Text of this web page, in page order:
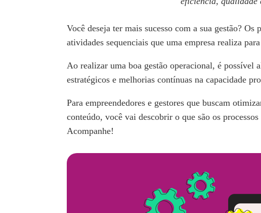
Você deseja ter mais sucesso com a sua gestão?
atividades sequenciais que uma empresa realiza
Ao realizar uma boa gestão operacional, é possível
estratégicos e melhorias contínuas na capacidade
Para empreendedores e gestores que buscam
conteúdo, você vai descobrir o que são os
Acompanhe!